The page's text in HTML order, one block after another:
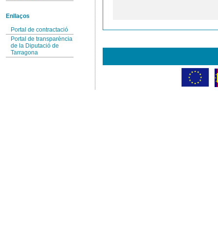
Enllaços
Portal de contractació
Portal de transparència
de la Diputació de
Tarragona